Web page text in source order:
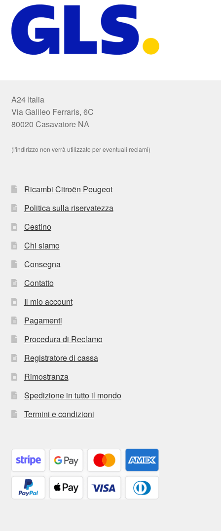
A24 Italia
Via Galileo Ferraris, 6C
80020 Casavatore NA
(l'indirizzo non verrà utilizzato per eventuali reclami)
Ricambi Citroën Peugeot
Politica sulla riservatezza
Cestino
Chi siamo
Consegna
Contatto
Il mio account
Pagamenti
Procedura di Reclamo
Registratore di cassa
Rimostranza
Spedizione in tutto il mondo
Termini e condizioni